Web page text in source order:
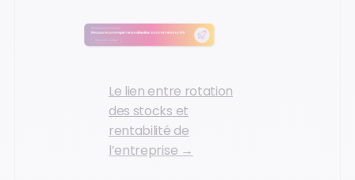
Le lien entre rotation
des stocks et
rentabilité de
l’entreprise →